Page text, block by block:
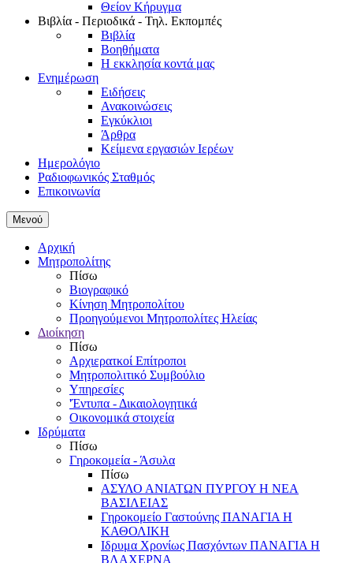
Θείον Κήρυγμα
Βιβλία - Περιοδικά - Τηλ. Εκπομπές
Βιβλία
Βοηθήματα
Η εκκλησία κοντά μας
Ενημέρωση
Ειδήσεις
Ανακοινώσεις
Εγκύκλιοι
Άρθρα
Κείμενα εργασιών Ιερέων
Ημερολόγιο
Ραδιοφωνικός Σταθμός
Επικοινωνία
Μενού
Αρχική
Μητροπολίτης
Πίσω
Βιογραφικό
Κίνηση Μητροπολίτου
Προηγούμενοι Μητροπολίτες Ηλείας
Διοίκηση
Πίσω
Αρχιερατκοί Επίτροποι
Μητροπολιτικό Συμβούλιο
Υπηρεσίες
'Έντυπα - Δικαιολογητικά
Οικονομικά στοιχεία
Ιδρύματα
Πίσω
Γηροκομεία - Άσυλα
Πίσω
ΑΣΥΛΟ ΑΝΙΑΤΩΝ ΠΥΡΓΟΥ Η ΝΕΑ
ΒΑΣΙΛΕΙΑΣ
Γηροκομείο Γαστούνης ΠΑΝΑΓΙΑ Η
ΚΑΘΟΛΙΚΗ
Ιδρυμα Χρονίως Πασχόντων ΠΑΝΑΓΙΑ Η
ΒΛΑΧΕΡΝΑ